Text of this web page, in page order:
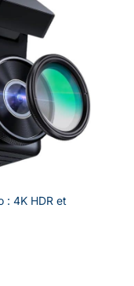
: 4K HDR et